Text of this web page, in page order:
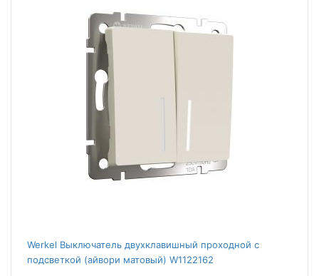
Werkel Выключатель двухклавишный проходной с
подсветкой (айвори матовый) W1122162